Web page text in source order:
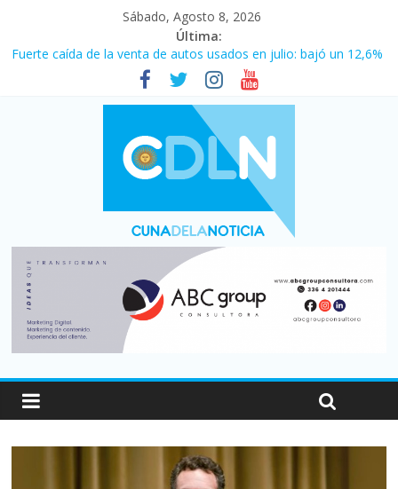
Sábado, Agosto 8, 2026
Última:
Fuerte caída de la venta de autos usados en julio: bajó un 12,6%
Central venció 1 a 0 al River de Coudet en el Monumental
La morosidad alcanzó su nivel más alto en dos décadas y ya
afecta a 400 mil deudores en Santa Fe
Desde que asumió Milei cerraron 41.000 kioscos: el sector
denuncia crisis como en 2001
Vacaciones de invierno con más movimiento y consumo
turístico: 4,6 millones de personas viajaron por el país, un 5,9%